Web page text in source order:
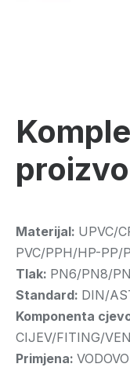
Materijal: UPVC/
PVC/PPH/HP-PP/
Tlak: PN6/PN8/
Standard: DIN/
Komponenta
CIJEV/FITING/
Primjena: